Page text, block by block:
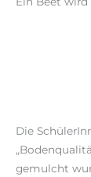
Die
gemulcht